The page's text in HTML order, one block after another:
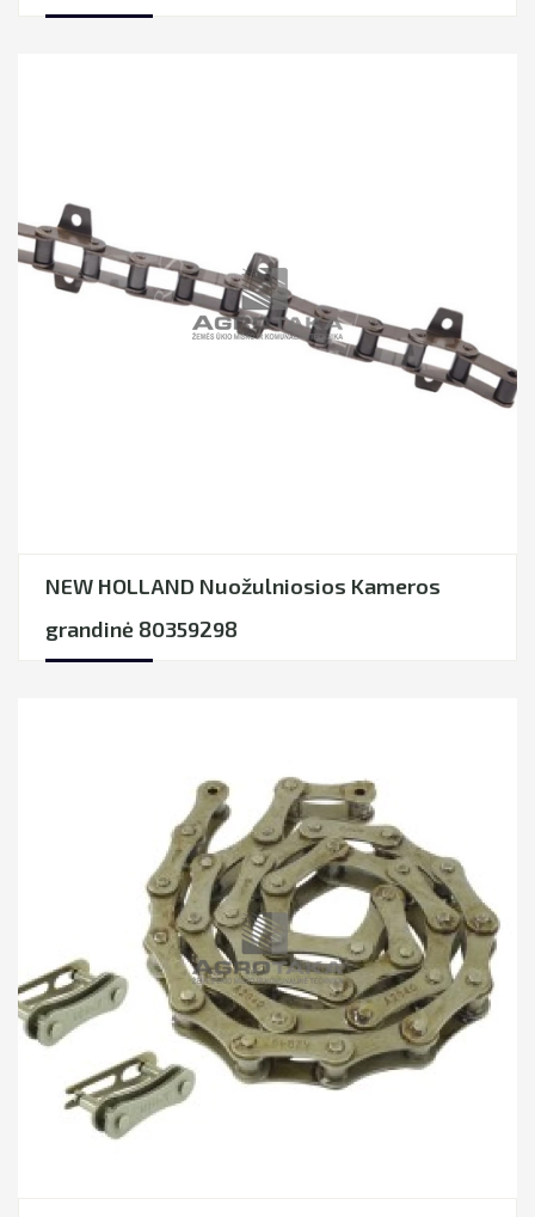
NEW HOLLAND Nuožulniosios Kameros
grandinė 80359298